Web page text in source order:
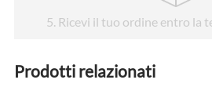
5. Ricevi il tuo ordine entro la
Prodotti relazionati